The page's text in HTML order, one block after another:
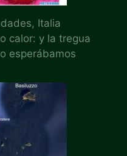
Italia
calor: y la tregua
esperábamos